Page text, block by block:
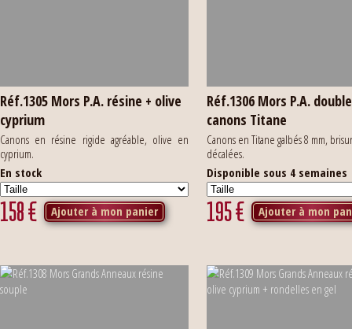
Réf.1305 Mors P.A. résine + olive
cyprium
Canons en résine rigide agréable, olive en
cyprium.
En stock
158€ Ajouter à mon panier
Réf.1306 Mors P.A.
canons Titane
Canons en Titane galbés 8 mm,
décalées.
Disponible sous 4 semaines
195€ Ajouter à mon